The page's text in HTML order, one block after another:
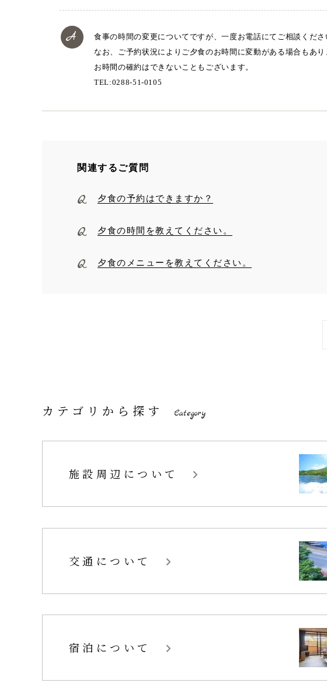
食事の時間の変更についてですが、一度お電話にてご相談くださ
なお、ご予約状況によりご夕食のお時間に変動がある場合もあり
お時間の確約はできないこともございます。
TEL:0288-51-0105
関連するご質問
夕食の予約はできますか？
夕食の時間を教えてください。
夕食のメニューを教えてください。
カテゴリから探す Category
施設周辺について
交通について
宿泊について